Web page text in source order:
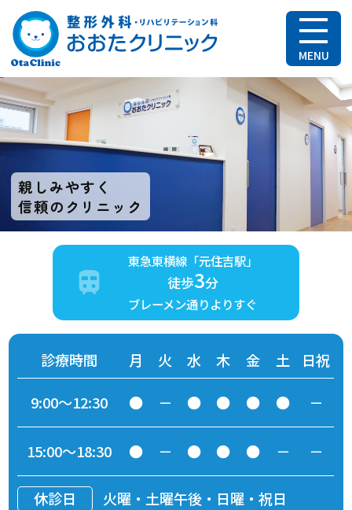
元住吉の整形
親しみやすく
信頼のクリニック
東急東横線「元住吉駅」
徒歩3分
ブレーメン通りよりすぐ
休診日 火曜・土曜午後・日曜・祝日
診療時間 月 火 水 木 金 土 日祝
9:00～12:30 ● － ● ● ● ● －
15:00～18:30 ● － ● ● ● － －